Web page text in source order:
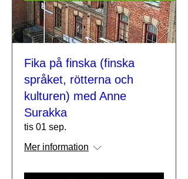
Fika på finska (finska
språket, rötterna och
kulturen) med Anne
Surakka
tis 01 sep.
Mer information